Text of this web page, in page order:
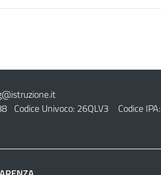
Codice Univoco: 26QLV3 Codice IPA: